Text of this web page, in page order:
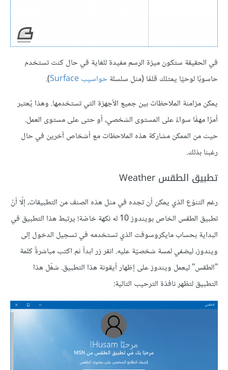
في الحقيقة ستكون ميزة الرسم مفيدة للغاية في حال كنت تستخدم
حاسوبًا لوحيًا يمتلك قلمًا (مثل سلسلةحواسيب Surface
).
يمكن مزامنة الملاحظات بين جميع الأجهزة التي تستخدمها. وهذا يُعتبر
أمرًا مهمًّا سواءً على المستوى الشخصي، أو حتى على مستوى العمل.
حيث من الممكن مشاركة هذه الملاحظات مع أشخاص آخرين في حال
رغبنا بذلك.
تطبيق الطقس Weather
رغم التنوّع الذي يمكن أن تجده في مثل هذه الصنف من التطبيقات، إلّا أنّ
تطبيق الطقس الخاص بويندوز 10 له نكهة خاصّة! يرتبط هذا التطبيق في
البداية بحساب مايكروسوفت الذي تستخدمه في تسجيل الدخول إلى
ويندوز، ليضفي لمسة شخصيّة عليه. انقر زر ابدأ ثم اكتب مباشرةً كلمة
"الطقس" ليعمل ويندوز على إظهار أيقونة هذا التطبيق. شغّل هذا
التطبيق لتظهر نافذة الترحيب التالية: